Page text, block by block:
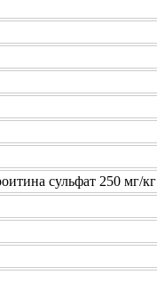
сульфат 250 мг/кг